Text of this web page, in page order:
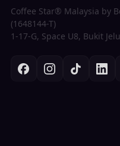
Coffee Star® Malaysia by
(1648144-T)
1-17-G, Space U8, Bukit